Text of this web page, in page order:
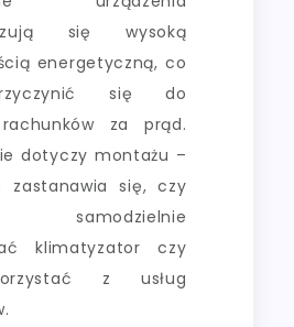
się wysoką
energetyczną, co
się do
za prąd.
dotyczy montażu –
zastanawia się, czy
samodzielnie
klimatyzator czy
z usług